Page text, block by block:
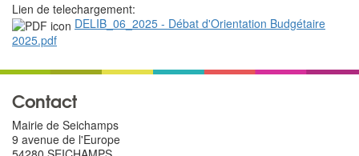
Lien de telechargement:
DELIB_06_2025 - Débat d'Orientation Budgétaire
2025.pdf
Contact
Mairie de Seichamps
9 avenue de l'Europe